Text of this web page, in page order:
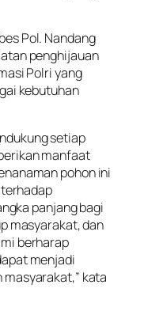
Pol. Nandang
penghijauan
Polri yang
kebutuhan
setiap
manfaat
pohon ini
panjang bagi
masyarakat, dan
berharap
menjadi
kata